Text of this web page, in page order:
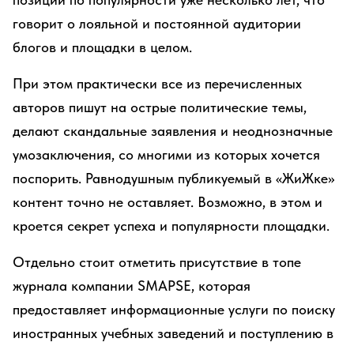
говорит о лояльной и постоянной аудитории
блогов и площадки в целом.
При этом практически все из перечисленных
авторов пишут на острые политические темы,
делают скандальные заявления и неоднозначные
умозаключения, со многими из которых хочется
поспорить. Равнодушным публикуемый в «ЖиЖке»
контент точно не оставляет. Возможно, в этом и
кроется секрет успеха и популярности площадки.
Отдельно стоит отметить присутствие в топе
журнала компании SMAPSE, которая
предоставляет информационные услуги по поиску
иностранных учебных заведений и поступлению в